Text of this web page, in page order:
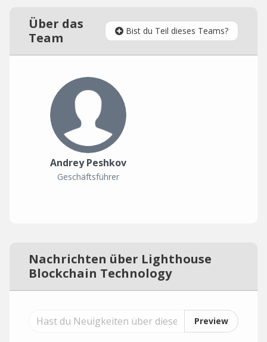
Über das
Team
Bist du Teil dieses Teams?
Andrey Peshkov
Geschäftsführer
Nachrichten über Lighthouse
Blockchain Technology
Preview